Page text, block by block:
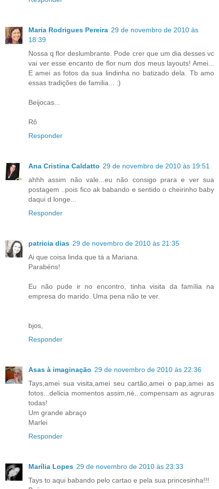
Maria Rodrigues Pereira 29 de novembro de 2010 às
18:39
Nossa q flor deslumbrante. Pode crer que um dia desses vc
vai ver esse encanto de flor num dos meus layouts! Amei...
E amei as fotos da sua lindinha no batizado dela. Tb amo
essas tradições de familia... :)
Beijocas...
Rô
Responder
Ana Cristina Caldatto 29 de novembro de 2010 às 19:51
ahhh assim não vale...eu não consigo prara e ver sua
postagem ..pois fico ak babando e sentido o cheirinho baby
daqui d longe...
Responder
patricia dias 29 de novembro de 2010 às 21:35
Ai que coisa linda que tá a Mariana.
Parabéns!
Eu não pude ir no encontro, tinha visita da família na
empresa do marido. Uma pena não te ver.
bjos,
Responder
Asas à imaginação 29 de novembro de 2010 às 22:36
Tays,amei sua visita,amei seu cartão,amei o pap,amei as
fotos...delicia momentos assim,né...compensam as agruras
todas!
Um grande abraço
Marlei
Responder
Marília Lopes 29 de novembro de 2010 às 23:33
Tays to aqui babando pelo cartao e pela sua princesinha!!!